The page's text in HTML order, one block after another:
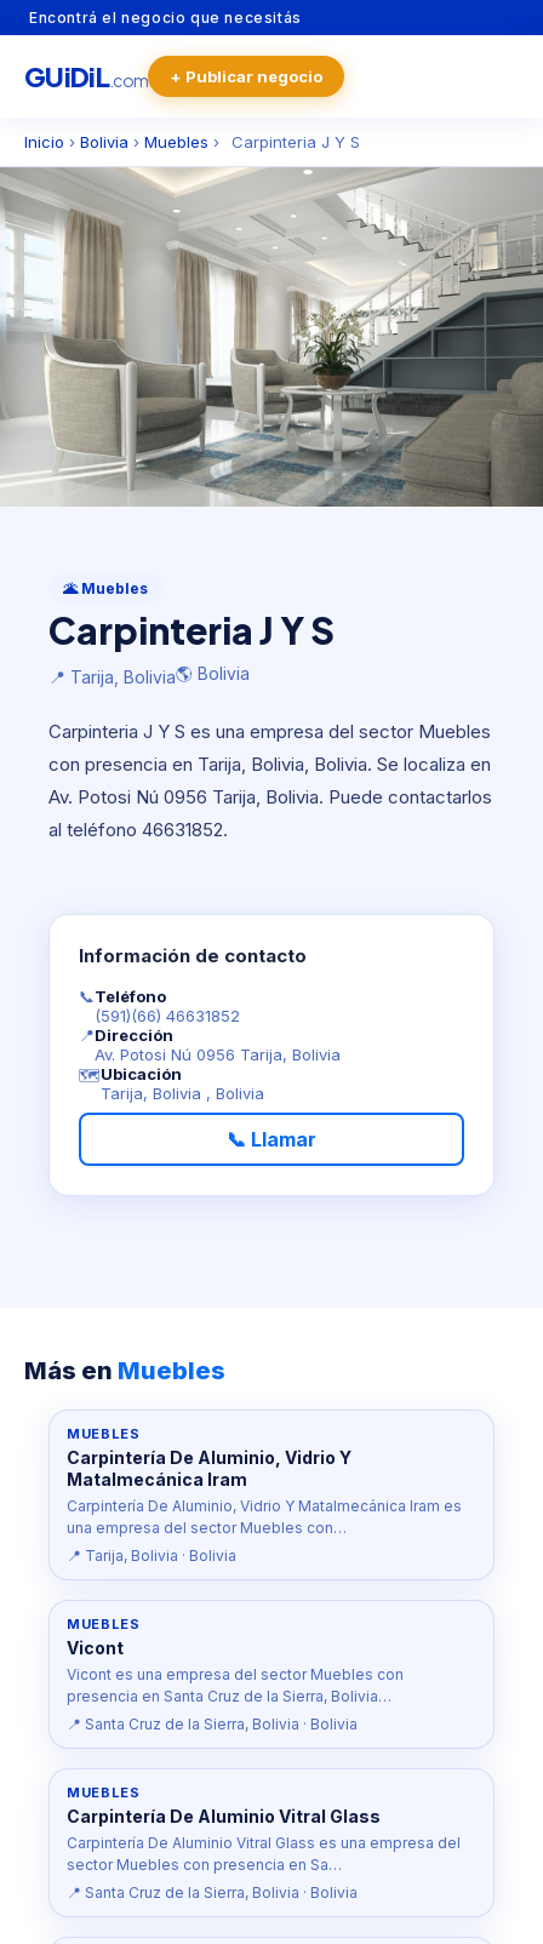
Encontrá el negocio que necesitás
GUiDiL.com + Publicar negocio
Inicio › Bolivia › Muebles › Carpinteria J Y S
Carpinteria J Y S
📍 Tarija, Bolivia🌎 Bolivia
🌋 Muebles
Carpinteria J Y S
📍 Tarija, Bolivia🌎 Bolivia
Carpinteria J Y S es una empresa del sector Muebles
con presencia en Tarija, Bolivia, Bolivia. Se localiza en
Av. Potosi Nú 0956 Tarija, Bolivia. Puede contactarlos
al teléfono 46631852.
Información de contacto
📞Teléfono
(591)(66) 46631852
📍Dirección
Av. Potosi Nú 0956 Tarija, Bolivia
🗺️Ubicación
Tarija, Bolivia , Bolivia
📞 Llamar
Más en Muebles
MUEBLES
Carpintería De Aluminio, Vidrio Y
Matalmecánica Iram
Carpintería De Aluminio, Vidrio Y Matalmecánica Iram es
una empresa del sector Muebles con…
📍 Tarija, Bolivia · Bolivia
MUEBLES
Vicont
Vicont es una empresa del sector Muebles con
presencia en Santa Cruz de la Sierra, Bolivia…
📍 Santa Cruz de la Sierra, Bolivia · Bolivia
MUEBLES
Carpintería De Aluminio Vitral Glass
Carpintería De Aluminio Vitral Glass es una empresa del
sector Muebles con presencia en Sa…
📍 Santa Cruz de la Sierra, Bolivia · Bolivia